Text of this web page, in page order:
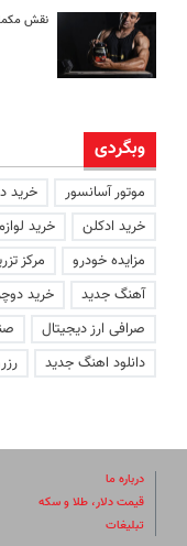
نقش مکمل
وبگردی
موتور آسانسور خرید
خرید ادکلن
خرید
مزایده خودرو
مرکز
آهنگ جدید
خرید
صرافی ارز دیجیتال
دانلود اهنگ جدید
درباره ما
قیمت دلار، طلا و سکه
تبلیغات